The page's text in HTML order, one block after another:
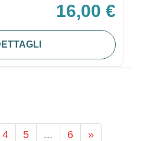
16,00 €
4 5 ... 6 »